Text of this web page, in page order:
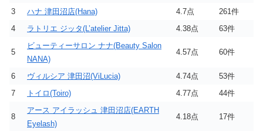
3 ハナ 津田沼店(Hana) 4.7点
261件
4
ラトリエ ジッタ(L’atelier Jitta) 4.38点 63件
5
ビューティーサロン ナナ(Beauty Salon
NANA)
4.57点 60件
6 ヴィルシア 津田沼(ViLucia) 4.74点
53件
7
トイロ(Toiro) 4.77点 44件
8
アース アイラッシュ 津田沼店(EARTH
Eyelash)
4.18点 17件